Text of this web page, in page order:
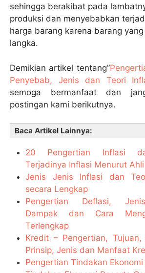
sehingga berakibat pada
produksi dan menyebabkan
harga barang karena barang
langka.
Demikian artikel tentang”
Penyebab, Jenis dan Teori
semoga bermanfaat dan
postingan kami berikutnya.
Baca Artikel Lainnya:
20 Pengertian Inflasi
Terjadinya Inflasi Menurut Ahli
Jenis Jenis Inflasi dan
secara Lengkap
Pengertian Deflasi,
Dampak dan Cara
Terlengkap
Kredit – Pengertian, Tujuan,
Prinsip, Jenis dan Manfaat
Pengertian Tindakan Ekonomi